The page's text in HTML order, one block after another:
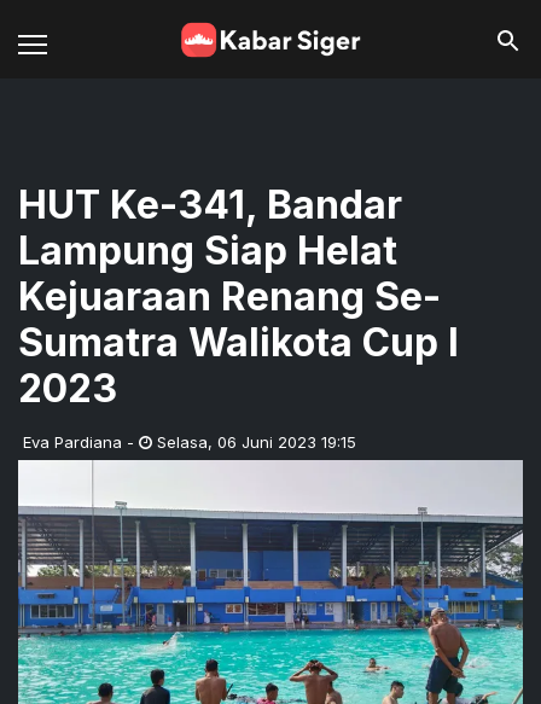
HUT Ke-341, Bandar
Lampung Siap Helat
Kejuaraan Renang Se-
Sumatra Walikota Cup I
2023
Eva Pardiana - Selasa, 06 Juni 2023 19:15